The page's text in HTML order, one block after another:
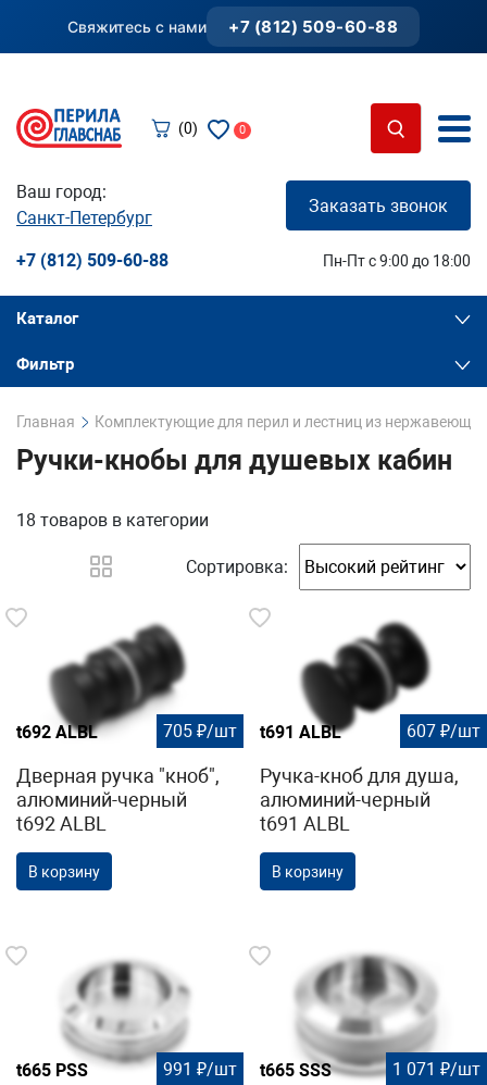
Свяжитесь с нами +7 (812) 509-60-88
(0) 0
Ваш город:
Санкт-Петербург
Заказать звонок
+7 (812) 509-60-88 Пн-Пт с 9:00 до 18:00
Каталог
Фильтр
Главная Комплектующие для перил и лестниц из
Ручки-кнобы для душевых кабин
18 товаров в категории
Сортировка:
t692 ALBL 705 ₽/шт
Дверная ручка "кноб",
алюминий-черный
t692 ALBL
В корзину
t691 ALBL 607 ₽/шт
Ручка-кноб для душа,
алюминий-черный
t691 ALBL
В корзину
t665 PSS 991 ₽/шт t665 SSS 1 071 ₽/шт